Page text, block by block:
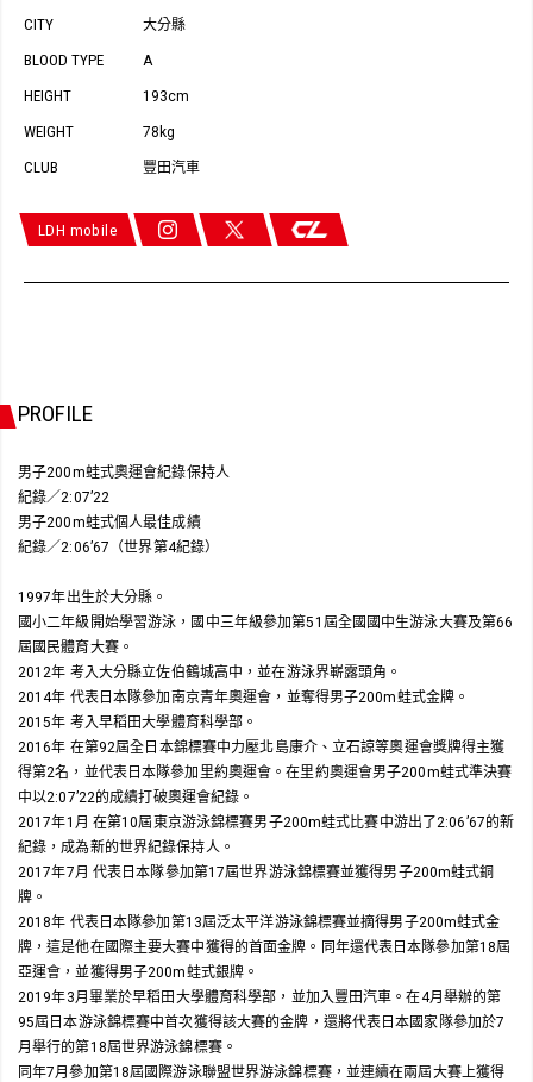
CITY 大分縣
BLOOD TYPE A
HEIGHT 193cm
WEIGHT 78kg
CLUB 豐田汽車
LDH mobile
PROFILE
男子200m蛙式奧運會紀錄保持人
紀錄／2:07’22
男子200m蛙式個人最佳成績
紀錄／2:06’67（世界第4紀錄）
1997年出生於大分縣。
國小二年級開始學習游泳，國中三年級參加第51屆全國國中生游泳大賽及第66
屆國民體育大賽。
2012年 考入大分縣立佐伯鶴城高中，並在游泳界嶄露頭角。
2014年 代表日本隊參加南京青年奧運會，並奪得男子200m蛙式金牌。
2015年 考入早稻田大學體育科學部。
2016年 在第92屆全日本錦標賽中力壓北島康介、立石諒等奧運會獎牌得主獲
得第2名，並代表日本隊參加里約奧運會。在里約奧運會男子200m蛙式準決賽
中以2:07’22的成績打破奧運會紀錄。
2017年1月 在第10屆東京游泳錦標賽男子200m蛙式比賽中游出了2:06’67的新
紀錄，成為新的世界紀錄保持人。
2017年7月 代表日本隊參加第17屆世界游泳錦標賽並獲得男子200m蛙式銅
牌。
2018年 代表日本隊參加第13屆泛太平洋游泳錦標賽並摘得男子200m蛙式金
牌，這是他在國際主要大賽中獲得的首面金牌。同年還代表日本隊參加第18屆
亞運會，並獲得男子200m蛙式銀牌。
2019年3月畢業於早稻田大學體育科學部，並加入豐田汽車。在4月舉辦的第
95屆日本游泳錦標賽中首次獲得該大賽的金牌，還將代表日本國家隊參加於7
月舉行的第18屆世界游泳錦標賽。
同年7月參加第18屆國際游泳聯盟世界游泳錦標賽，並連續在兩屆大賽上獲得